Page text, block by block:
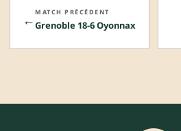
← MATCH PRÉCÉDENT
Grenoble 18-6 Oyonnax